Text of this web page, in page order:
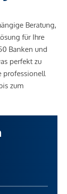
Beratung,
für Ihre
Banken und
perfekt zu
professionell
zum